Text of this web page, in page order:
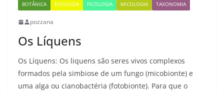
BOTÂNICA ECOLOGIA FICOLOGIA MICOLOGIA TAXONOMIA
pozzana
Os Líquens
Os Líquens: Os liquens são seres vivos complexos
formados pela simbiose de um fungo (micobionte) e
uma alga ou cianobactéria (fotobionte). Para que o